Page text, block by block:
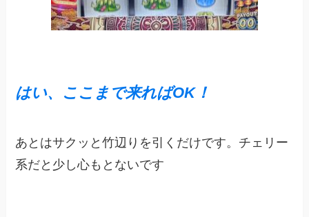
はい、ここまで来ればOK！
あとはサクッと竹辺りを引くだけです。チェリー
系だと少し心もとないです